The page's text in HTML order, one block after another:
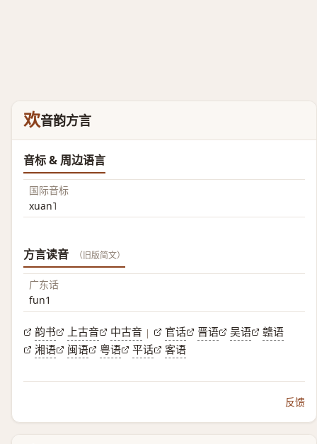
欢音韵方言
音标 & 周边语言
国际音标
xuan˥
方言读音 （旧版简文）
广东话
fun1
韵书 上古音 中古音 | 官话 晋语 吴语
赣语
湘语
闽语 粤语 平话 客语
反馈